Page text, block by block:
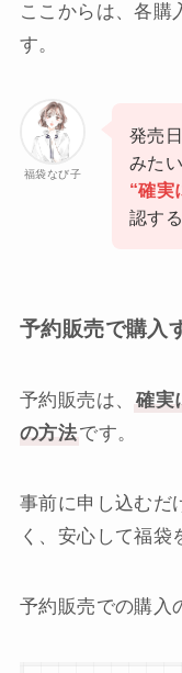
ここからは、各購
す。
福袋なび子
発売
みた
“確実
認す
予約販売で購入
予約販売は、
確実
の方法です。
事前に申し込むだ
く、安心して福袋
予約販売での購入